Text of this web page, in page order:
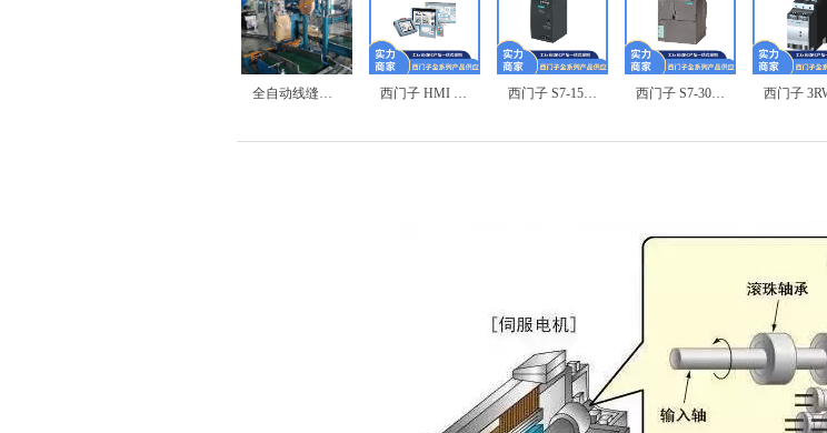
全自动线缝包装机 西门子 HMI TP1200 6AV2124-0MC01-0AX0触摸屏 西门子 S7-1500 6ES7516-3AN02-0AB0 数字量输出模块 西门子 S7-300 7MH4950-2AA01 称重模组